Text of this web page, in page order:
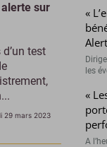
sur
test
29 mars 2023
«
les
«
A